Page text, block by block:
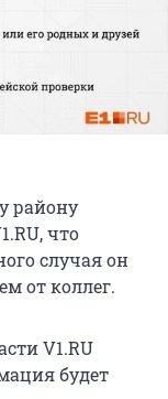
району
что
случая он
от коллег.
V1.RU
будет